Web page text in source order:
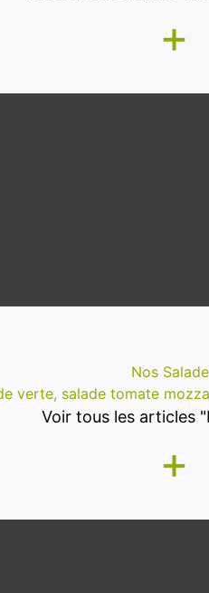
+
Nos
verte, salade tomate
Voir tous les articles
+